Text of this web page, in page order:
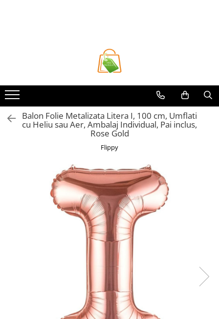
Accesorii Birou si Consumabile
Articole pentru baie
Articole pentru Bucatarie
Accesorii Bucătărie
Genti Termoizolante Mancare
Organizatoare si Depozitare
Organizatoare si Depozitare
Ustensile pentru Bucătărie
Ustensile pentru Bucătărie
Articole pentru Casa si Curatenie
Balon Folie Metalizata Litera I, 100 cm, Umflati
cu Heliu sau Aer, Ambalaj Individual, Pai inclus,
Rose Gold
Flippy